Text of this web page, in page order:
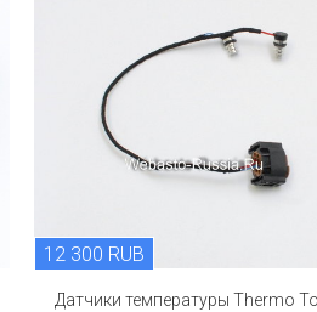
12 300 RUB
Датчики температуры Thermo